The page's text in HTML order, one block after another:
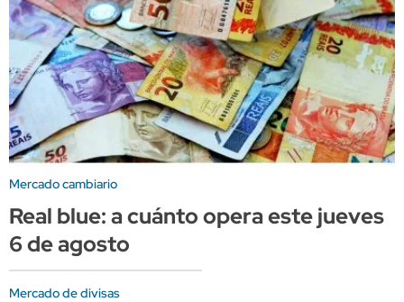
Mercado cambiario
Real blue: a cuánto opera este jueves
6 de agosto
Mercado de divisas